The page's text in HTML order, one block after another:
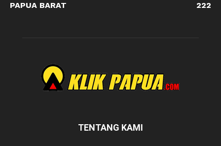
PAPUA BARAT
222
TENTANG KAMI